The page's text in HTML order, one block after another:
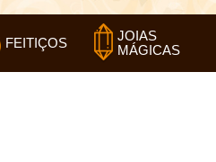
FEITIÇOS
JOIAS
MÁGICAS